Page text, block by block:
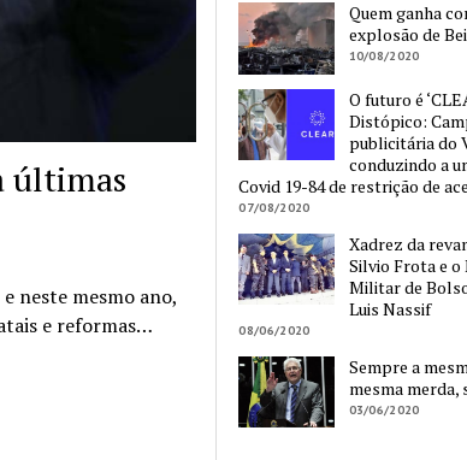
últimas
neste mesmo ano,
e reformas…
Quem ganha
explosão de
10/08/2020
O futuro é
Distópico:
publicitária do
conduzindo a
Covid 19-84 de restrição de
07/08/2020
Xadrez da
Silvio Frota e
Militar de
Luis Nassif
08/06/2020
Sempre a
mesma merda,
03/06/2020